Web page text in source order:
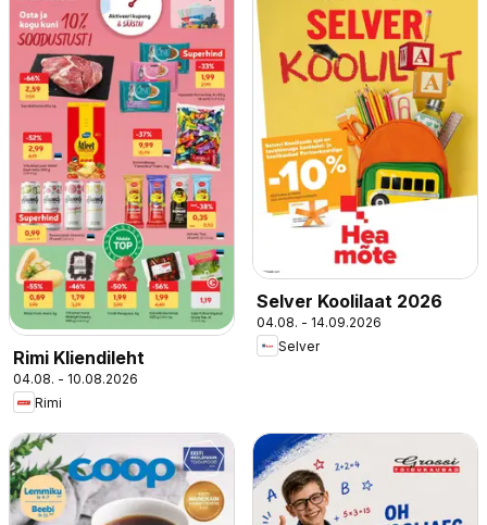
Rimi Kliendileht
04.08. - 10.08.2026
Rimi
Selver Koolilaat 2026
04.08. - 14.09.2026
Selver